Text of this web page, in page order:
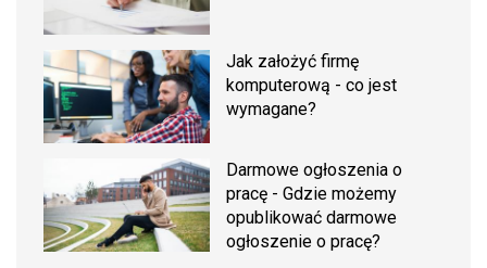
Jak założyć firmę
komputerową - co jest
wymagane?
Darmowe ogłoszenia o
pracę - Gdzie możemy
opublikować darmowe
ogłoszenie o pracę?